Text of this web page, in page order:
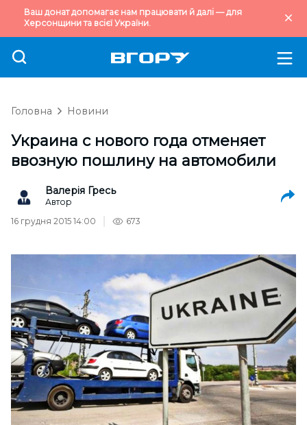
Ваш донат допомагає нам працювати й далі — для
Херсонщини та всієї України.
Головна Новини
Украина c нового года отменяет
ввозную пошлину на автомобили
Валерія Гресь
Автор
16 грудня 2015 14:00
673